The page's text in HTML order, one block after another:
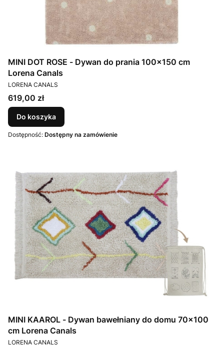
MINI DOT ROSE - Dywan do prania 100x150 cm
Lorena Canals
PRODUCENT
LORENA CANALS
Cena
619,00 zł
Do koszyka
Dostępność: Dostępny na zamówienie
MINI KAAROL - Dywan bawełniany do domu 70x100
cm Lorena Canals
PRODUCENT
LORENA CANALS